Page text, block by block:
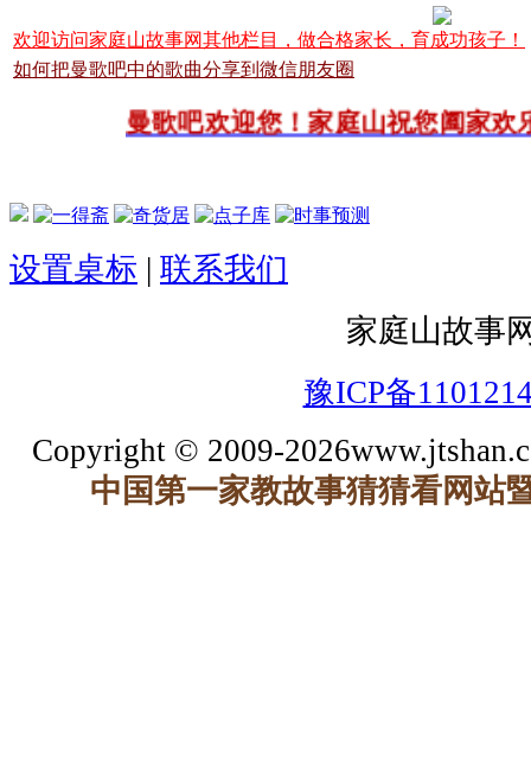
欢迎访问家庭山故事网其他栏目，做合格家长，育成功孩子！
如何把曼歌吧中的歌曲分享到微信朋友圈
曼歌吧欢迎您！家庭山祝您阖家欢乐
设置桌标 | 联系我们
家庭山故事
豫ICP备
Copyright © 2009-
中国第一家教故事猜猜看网站